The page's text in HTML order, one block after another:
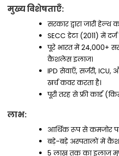
मुख्य विशेषताएँ:
सरकार द्वारा जारी हेल्थ
SECC डेटा (2011) में
पूरे भारत में 24,000+
कैशलेस इलाज।
IPD सेवाएँ, सर्जरी,
खर्च कवर करता है।
पूरी तरह से फ्री कार्ड
लाभ:
आर्थिक रूप से कमजोर
बड़े-बड़े अस्पतालों में
₹5 लाख तक का इलाज